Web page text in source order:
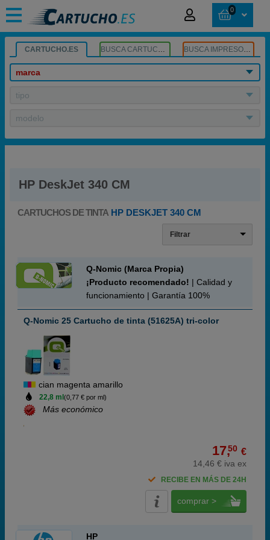
0
CARTUCHO.ES BUSCA CARTUCHOS BUSCA IMPRESORA
marca
tipo
modelo
HP DeskJet 340 CM
CARTUCHOS DE TINTA HP DESKJET 340 CM
Filtrar
Q-Nomic (Marca Propia)
¡Producto recomendado! | Calidad y
funcionamiento | Garantía 100%
Q-Nomic 25 Cartucho de tinta (51625A) tri-color
cian magenta amarillo
22,8 ml (0,77 € por ml)
Más económico
17,50 €
14,46 € iva ex
RECIBE EN MÁS DE 24H
comprar >
HP